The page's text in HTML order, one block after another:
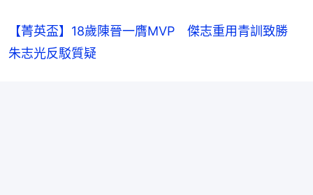
【菁英盃】18歲陳晉一膺MVP　傑志重用青訓致勝
朱志光反駁質疑